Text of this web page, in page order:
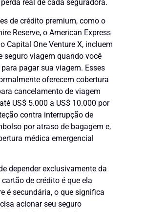
real de cada seguradora.
de crédito premium, como o
Reserve, o American Express
Capital One Venture X, incluem
seguro viagem quando você
pagar sua viagem. Esses
oferecem cobertura
cancelamento de viagem
US$ 5.000 a US$ 10.000 por
contra interrupção de
por atraso de bagagem e,
médica emergencial
depender exclusivamente da
de crédito é que ela
é secundária, o que significa
acionar seu seguro